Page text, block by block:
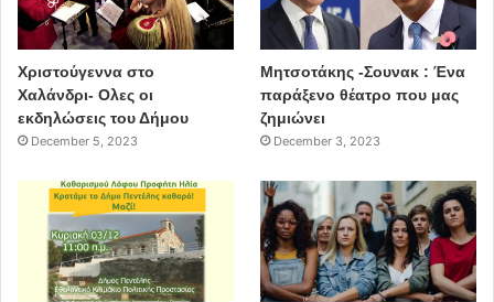
Χριστούγεννα στο
Χαλάνδρι- Ολες οι
εκδηλώσεις του Δήμου
December 5, 2023
Μητσοτάκης -Σουνακ : Ένα
παράξενο θέατρο που μας
ζημιώνει
December 3, 2023